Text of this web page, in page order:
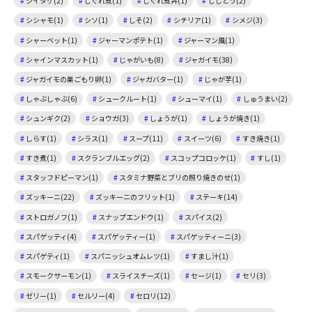
シシャモ(1)
シソ(1) しそ(2) シチリア(1)
シメジ(3)
シャーベット(1)
ジャーマンポテト(1)
ジャーマン風(1)
シャインマスカット(1)
じゃがいも(8)
ジャガイモ(38)
ジャガイモの巣ごもり卵(1)
ジャガバター(1)
じゃが芋(1)
しゃぶしゃぶ(6)
シュークルート(1) シューマイ(1)
しゅうまい(2)
シュンギク(2)
ショウガ(3) しょうが(1)
しょうが焼き(1)
しらす(1)
シラス(1) スープ(11) スイーツ(6)
すき焼き(1)
すき煮(1)
スクランブルエッグ(2) スコップコロッケ(1)
すし(1)
スタッフドピーマン(1)
スタミナ野菜とブリの照り焼きのせ(1)
ズッキーニ(22)
ズッキーニのフリット(1)
ステーキ(14)
ストロガノフ(1)
スナップエンドウ(1)
スパイス(2)
スパゲッティ(4)
スパゲッティー(1)
スパゲッティーニ(3)
スパゲティ(1)
スパニッシュオムレツ(1)
すまし汁(1)
スモークサーモン(1)
スライスチーズ(1) セージ(1)
セリ(3)
ゼリー(1)
セルリー(4)
セロリ(12)